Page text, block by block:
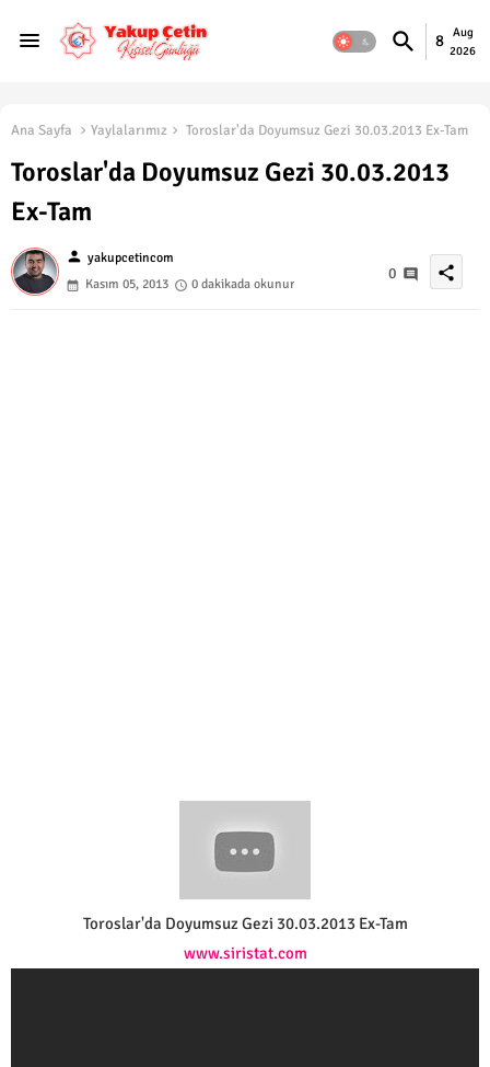
8
Aug
2026
Ana Sayfa Yaylalarımız Toroslar'da Doyumsuz Gezi 30.03.2013 Ex-Tam
Toroslar'da Doyumsuz Gezi 30.03.2013
Ex-Tam
person yakupcetincom
Kasım 05, 2013
0 dakikada okunur
0 share
Toroslar'da Doyumsuz Gezi 30.03.2013 Ex-Tam
www.siristat.com